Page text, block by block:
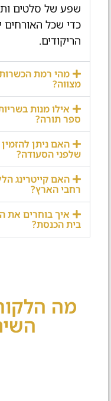
שפע של סלטים
כדי שכל האורחים
הריקודים.
מהי רמת
מצווה?
אילו מנות
ספר תורה?
האם ניתן
שלפני הסעודה?
האם קייטרינג
רחבי הארץ?
איך בוחרים את
בית הכנסת?
מה